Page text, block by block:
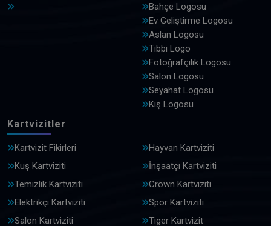
Bahçe Logosu
Ev Geliştirme Logosu
Aslan Logosu
Tıbbi Logo
Fotoğrafçılık Logosu
Salon Logosu
Seyahat Logosu
Kış Logosu
Kartvizitler
Kartvizit Fikirleri
Hayvan Kartviziti
Kuş Kartviziti
İnşaatçı Kartviziti
Temizlik Kartviziti
Crown Kartviziti
Elektrikçi Kartviziti
Spor Kartviziti
Salon Kartviziti
Tiger Kartvizit